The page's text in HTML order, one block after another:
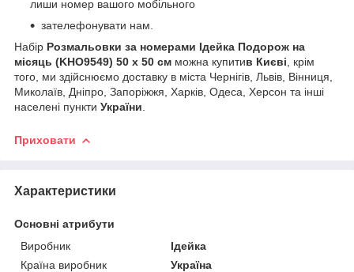
лиши номер вашого мобільного
зателефонувати нам.
Набір Розмальовки за номерами Ідейка Подорож на
місяць (KHO9549) 50 х 50 см можна купитив Києві , крім
того, ми здійснюємо доставку в міста Чернігів, Львів, Вінниця,
Миколаїв, Дніпро, Запоріжжя, Харків, Одеса, Херсон та інші
населені пункти України
Приховати
Характеристики
Основні атрибути
Виробник
Ідейка
Країна виробник
Україна